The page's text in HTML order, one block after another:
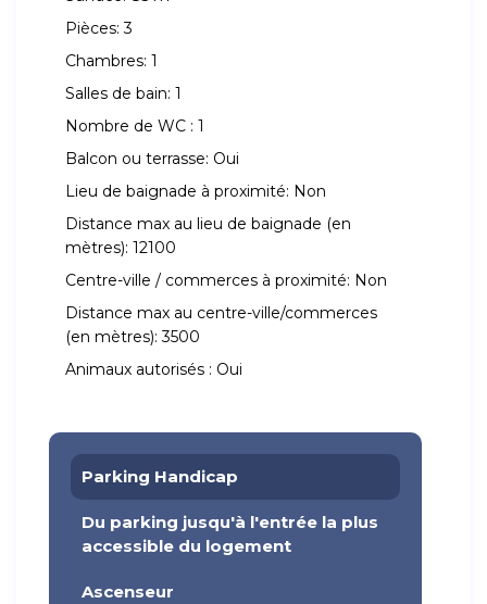
Pièces: 3
Chambres: 1
Salles de bain: 1
Nombre de WC : 1
Balcon ou terrasse: Oui
Lieu de baignade à proximité: Non
Distance max au lieu de baignade (en
mètres): 12100
Centre-ville / commerces à proximité: Non
Distance max au centre-ville/commerces
(en mètres): 3500
Animaux autorisés : Oui
Parking Handicap
Du parking jusqu'à l'entrée la plus
accessible du logement
Ascenseur